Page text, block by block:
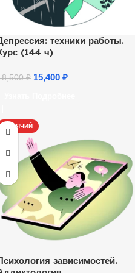
техники работы.
(144 ч)
₽ 15,400 ₽
ГОРЯЧИЙ
зависимостей.